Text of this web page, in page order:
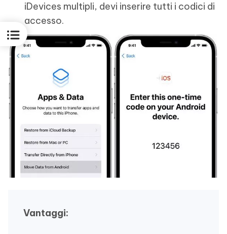
iDevices multipli, devi inserire tutti i codici di
accesso.
Vantaggi: